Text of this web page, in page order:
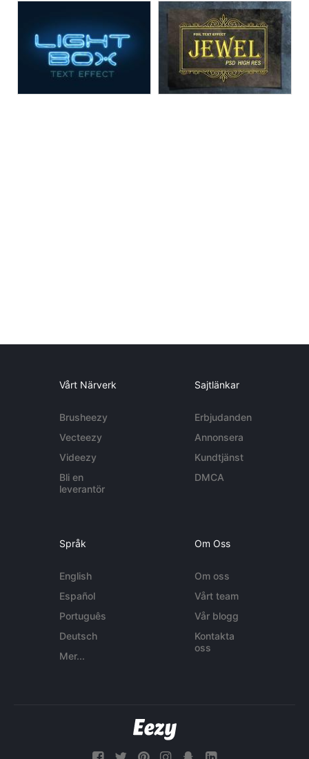
Vårt Närverk
Brusheezy
Vecteezy
Videezy
Bli en
leverantör
Sajtlänkar
Erbjudanden
Annonsera
Kundtjänst
DMCA
Språk
English
Español
Português
Deutsch
Mer...
Om Oss
Om oss
Vårt team
Vår blogg
Kontakta
oss